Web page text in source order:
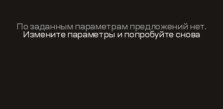
По заданным параметрам предложений нет.
Измените параметры и попробуйте снова